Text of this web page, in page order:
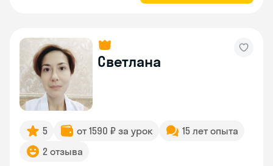
Светлана
5 от 1590 ₽ за урок
15 лет опыта
2 отзыва